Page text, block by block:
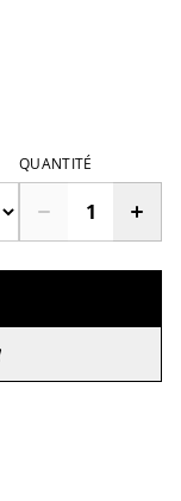
QUANTITÉ